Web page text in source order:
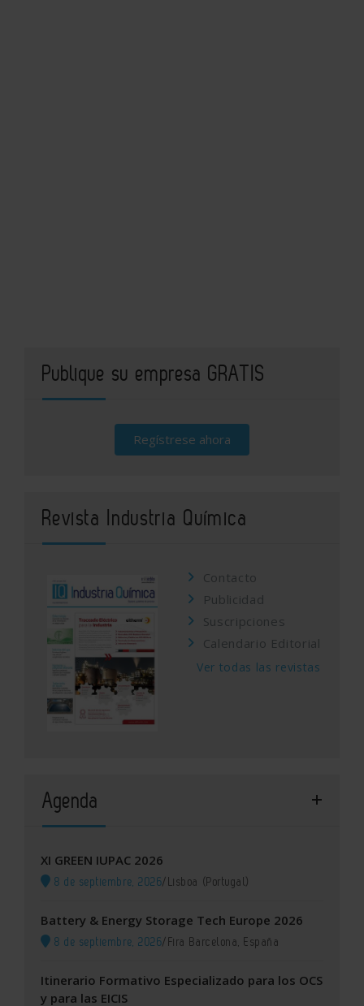
Publique su empresa GRATIS
Regístrese ahora
Revista Industria Química
Contacto
Publicidad
Suscripciones
Calendario Editorial
Ver todas las revistas
Agenda
XI GREEN IUPAC 2026
8 de septiembre, 2026/Lisboa (Portugal)
Battery & Energy Storage Tech Europe 2026
8 de septiembre, 2026/Fira Barcelona, España
Itinerario Formativo Especializado para los OCS
y para las EICIS